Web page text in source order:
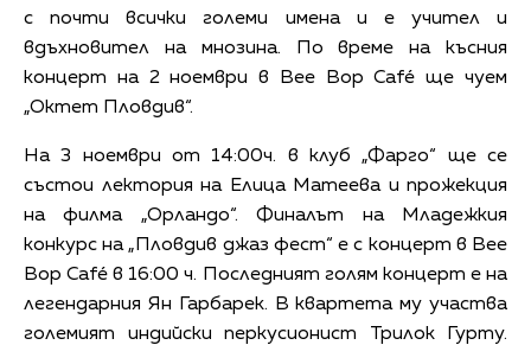
с почти всички големи имена и е учител и
вдъхновител на мнозина. По време на късния
концерт на 2 ноември в Bee Bop Café ще чуем
„Октет Пловдив“.
На 3 ноември от 14:00ч. в клуб „Фарго“ ще се
състои лектория на Елица Матеева и прожекция
на филма „Орландо“. Финалът на Младежкия
конкурс на „Пловдив джаз фест“ е с концерт в Bee
Bop Café в 16:00 ч. Последният голям концерт е на
легендарния Ян Гарбарек. В квартета му участва
големият индийски перкусионист Трилок Гурту.